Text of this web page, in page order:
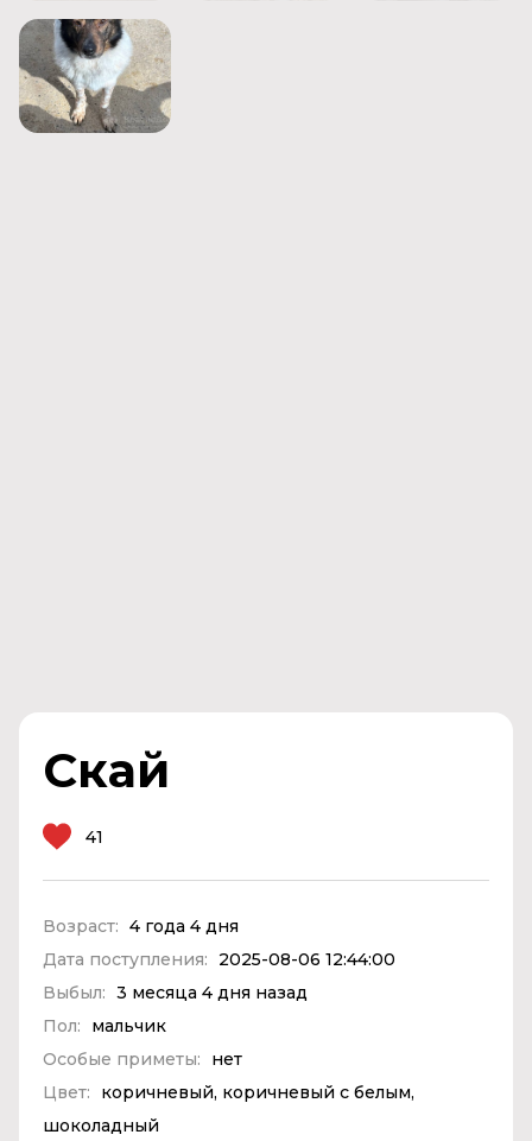
Скай
41
Возраст: 4 года 4 дня
Дата поступления:
2025-08-06 12:44:00
Выбыл: 3 месяца 4 дня назад
Пол:
мальчик
Особые приметы:
нет
Цвет:
коричневый, коричневый с белым,
шоколадный